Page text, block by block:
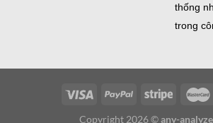
thống
trong
Copyright 2026 ©any-